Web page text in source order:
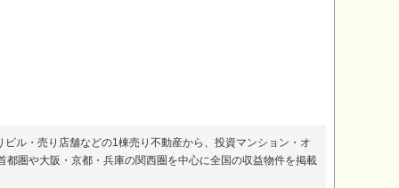
ル・売り店舗などの1棟売り不動産から、投資マンション・オ
圏や大阪・京都・兵庫の関西圏を中心に全国の収益物件を掲載